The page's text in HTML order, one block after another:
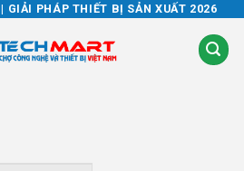
GIẢI PHÁP THIẾT BỊ SẢN XUẤT 2026